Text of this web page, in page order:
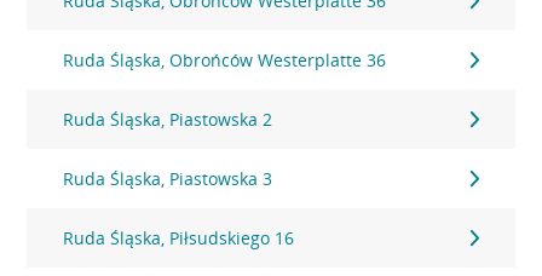
Ruda Śląska, Obrońców Westerplatte 36
Ruda Śląska, Piastowska 2
Ruda Śląska, Piastowska 3
Ruda Śląska, Piłsudskiego 16